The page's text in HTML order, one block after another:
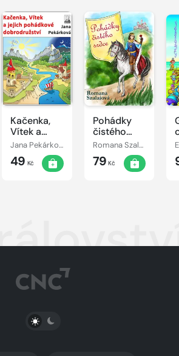
Kačenka,
Vítek a
jejich
pohádkové
dobrodružství
Jana Pekárková
49 Kč
Pohádky
čistého
srdce
Romana Szalaiová
79 Kč
PŘEPNOUT SVĚTLÝ/TMAVÝ REŽIM